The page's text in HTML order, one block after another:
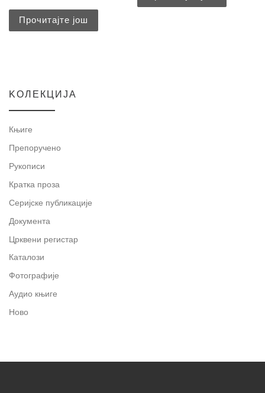
Прочитајте још
KOЛЕКЦИЈА
Књиге
Препоручено
Рукописи
Кратка проза
Серијске публикације
Документа
Црквени регистар
Каталози
Фотографије
Аудио књиге
Ново